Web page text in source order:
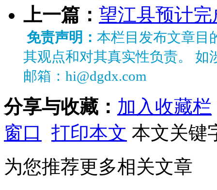
上一篇： 望江县预计
免责声明： 本栏目发布文章目
其观点和对其真实性负责。 如
邮箱：hi@dgdx.com
分享与收藏： 加入收藏栏
窗口
打印本文 本文关键
为您推荐更多相关文章